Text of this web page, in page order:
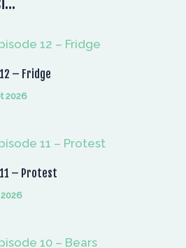
– Fridge
2026
– Protest